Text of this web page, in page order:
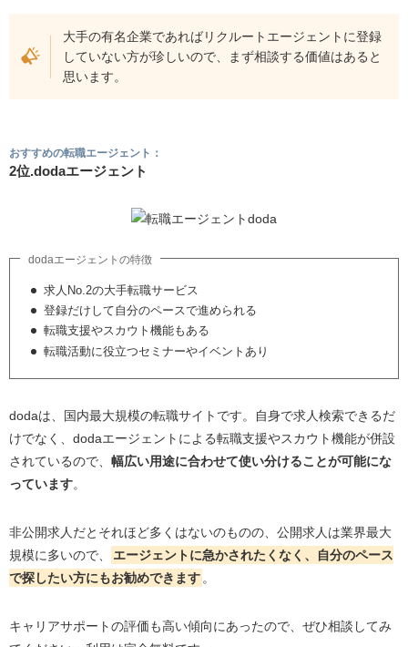
大手の有名企業であればリクルートエージェントに登録
していない方が珍しいので、まず相談する価値はあると
思います。
おすすめの転職エージェント：
2位.dodaエージェント
dodaエージェントの特徴
求人No.2の大手転職サービス
登録だけして自分のペースで進められる
転職支援やスカウト機能もある
転職活動に役立つセミナーやイベントあり
dodaは、国内最大規模の転職サイトです。自身で求人検索できるだ
けでなく、dodaエージェントによる転職支援やスカウト機能が併設
されているので、 幅広い用途に合わせて使い分けることが可能にな
っています。
非公開求人だとそれほど多くはないのものの、公開求人は業界最大
規模に多いので、
エージェントに急かされたくなく、自分のペース
で探したい方にもお勧めできます。
キャリアサポートの評価も高い傾向にあったので、ぜひ相談してみ